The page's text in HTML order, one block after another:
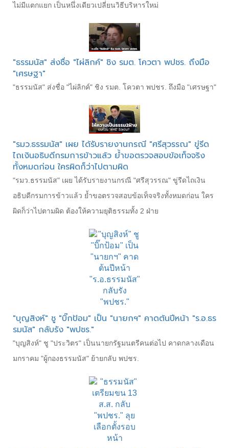
ไม่มีแตกแยก เป็นหนึ่งเดียวเปลี่ยนวิธีบริหารใหม่
"ธรรมนัส" ส่งชื่อ "ไผ่ลิกค์" ชิง รมต. โควตา พปชร. ถึงมือ
"เศรษฐา"
"ธรรมนัส" ส่งชื่อ "ไผ่ลิกค์" ชิง รมต. โควตา พปชร. ถึงมือ "เศรษฐา"
"รมว.ธรรมนัส" เผย ได้รับรายงานกรณี "ศรีสุวรรณ" ขู่รีด
ไถเงินอธิบดีกรมการข้าวแล้ว ย้ำขอตรวจสอบข้อเท็จจริง
ทั้งหมดก่อน ใครผิดก็ว่าไปตามผิด
"รมว.ธรรมนัส" เผย ได้รับรายงานกรณี "ศรีสุวรรณ" ขู่รีดไถเงิน
อธิบดีกรมการข้าวแล้ว ย้ำขอตรวจสอบข้อเท็จจริงทั้งหมดก่อน ใคร
ผิดก็ว่าไปตามผิด ต้องให้ความยุติธรรมทั้ง 2 ฝ่าย
"บุญสิงห์" ชู "บิ๊กป้อม" เป็น "นายกฯ" คาดต้นปีหน้า "ร.อ.ธร
รมนัส" กลับรัง "พปชร."
"บุญสิงห์" ชู "ประวิตร" เป็นนายกรัฐมนตรีคนต่อไป คาดกลางเดือน
มกราคม "ผู้กองธรรมนัส" ย้ายกลับ พปชร.